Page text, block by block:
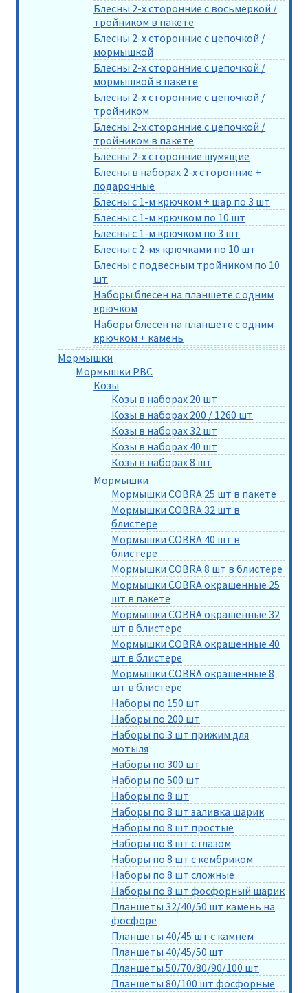
Блесны 2-х сторонние с восьмеркой /
тройником в пакете
Блесны 2-х сторонние с цепочкой /
мормышкой
Блесны 2-х сторонние с цепочкой /
мормышкой в пакете
Блесны 2-х сторонние с цепочкой /
тройником
Блесны 2-х сторонние с цепочкой /
тройником в пакете
Блесны 2-х сторонние шумящие
Блесны в наборах 2-х сторонние +
подарочные
Блесны с 1-м крючком + шар по 3 шт
Блесны с 1-м крючком по 10 шт
Блесны с 1-м крючком по 3 шт
Блесны с 2-мя крючками по 10 шт
Блесны с подвесным тройником по 10
шт
Наборы блесен на планшете с одним
крючком
Наборы блесен на планшете с одним
крючком + камень
Мормышки
Мормышки РВС
Козы
Козы в наборах 20 шт
Козы в наборах 200 / 1260 шт
Козы в наборах 32 шт
Козы в наборах 40 шт
Козы в наборах 8 шт
Мормышки
Мормышки COBRA 25 шт в пакете
Мормышки COBRA 32 шт в
блистере
Мормышки COBRA 40 шт в
блистере
Мормышки COBRA 8 шт в блистере
Мормышки COBRA окрашенные 25
шт в пакете
Мормышки COBRA окрашенные 32
шт в блистере
Мормышки COBRA окрашенные 40
шт в блистере
Мормышки COBRA окрашенные 8
шт в блистере
Наборы по 150 шт
Наборы по 200 шт
Наборы по 3 шт прижим для
мотыля
Наборы по 300 шт
Наборы по 500 шт
Наборы по 8 шт
Наборы по 8 шт заливка шарик
Наборы по 8 шт простые
Наборы по 8 шт с глазом
Наборы по 8 шт с кембриком
Наборы по 8 шт сложные
Наборы по 8 шт фосфорный шарик
Планшеты 32/40/50 шт камень на
фосфоре
Планшеты 40/45 шт с камнем
Планшеты 40/45/50 шт
Планшеты 50/70/80/90/100 шт
Планшеты 80/100 шт фосфорные